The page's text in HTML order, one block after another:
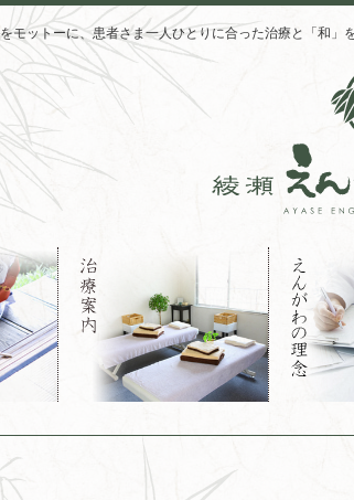
モットーに、患者さま一人ひとりに合った治療と「和」